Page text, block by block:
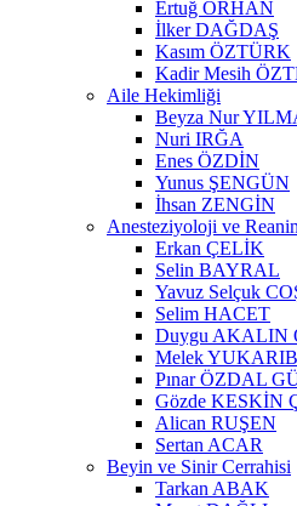
Ertuğ ORHAN
İlker DAĞDAŞ
Kasım ÖZTÜRK
Kadir Mesih
Aile Hekimliği
Beyza Nur
Nuri IRĞA
Enes ÖZDİN
Yunus ŞENGÜN
İhsan ZENGİN
Anesteziyoloji ve
Erkan ÇELİK
Selin BAYRAL
Yavuz Selçuk
Selim HACET
Duygu AKALIN
Melek
Pınar ÖZDAL
Gözde KESKİN
Alican RUŞEN
Sertan ACAR
Beyin ve Sinir Cerrahisi
Tarkan ABAK